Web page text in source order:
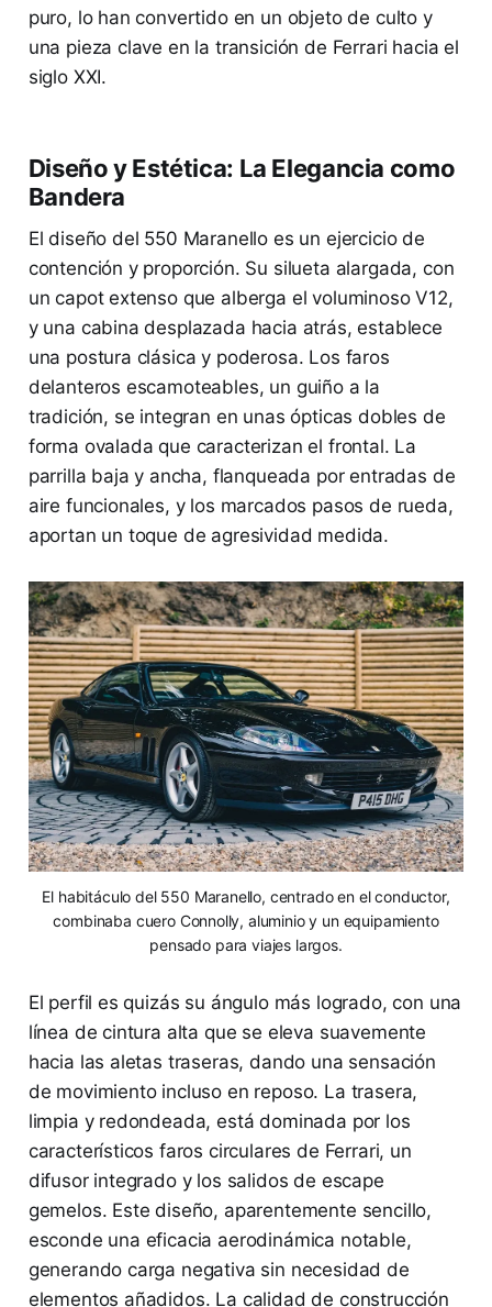
puro, lo han convertido en un objeto de culto y
una pieza clave en la transición de Ferrari hacia el
siglo XXI.
Diseño y Estética: La Elegancia como
Bandera
El diseño del 550 Maranello es un ejercicio de
contención y proporción. Su silueta alargada, con
un capot extenso que alberga el voluminoso V12,
y una cabina desplazada hacia atrás, establece
una postura clásica y poderosa. Los faros
delanteros escamoteables, un guiño a la
tradición, se integran en unas ópticas dobles de
forma ovalada que caracterizan el frontal. La
parrilla baja y ancha, flanqueada por entradas de
aire funcionales, y los marcados pasos de rueda,
aportan un toque de agresividad medida.
El habitáculo del 550 Maranello, centrado en el conductor,
combinaba cuero Connolly, aluminio y un equipamiento
pensado para viajes largos.
El perfil es quizás su ángulo más logrado, con una
línea de cintura alta que se eleva suavemente
hacia las aletas traseras, dando una sensación
de movimiento incluso en reposo. La trasera,
limpia y redondeada, está dominada por los
característicos faros circulares de Ferrari, un
difusor integrado y los salidos de escape
gemelos. Este diseño, aparentemente sencillo,
esconde una eficacia aerodinámica notable,
generando carga negativa sin necesidad de
elementos añadidos. La calidad de construcción